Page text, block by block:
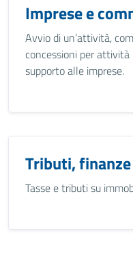
Imprese e
Avvio di un’attività,
concessioni per
supporto alle imprese.
Tributi,
Tasse e tributi su